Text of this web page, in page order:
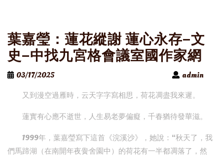
葉嘉瑩：蓮花縱謝 蓮心永存–文
史–中找九宮格會議室國作家網
03/17/2025
admin
又到漫空過雁時，云天字字寫相思，荷花凋盡我來遲。
蓮實有心應不逝世，人生易老夢偏癡，千春猶待發華滋。
1999年，葉嘉瑩寫下這首《浣溪沙》，她說：“秋天了，我
們馬蹄湖（在南開年夜黌舍園中）的荷花有一半都凋落了，然